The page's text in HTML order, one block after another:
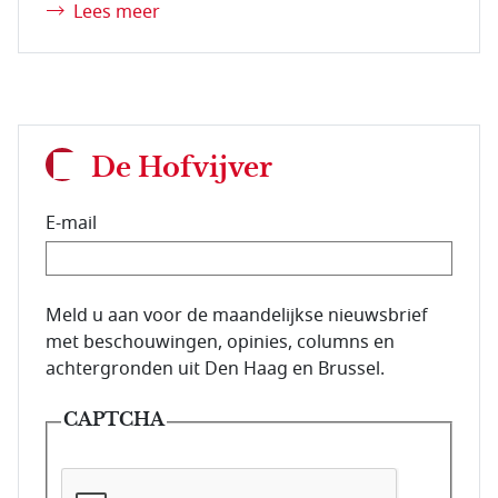
Lees meer
De Hofvijver
E-mail
E-mailadres van de abonnee.
Meld u aan voor de maandelijkse nieuwsbrief
met beschouwingen, opinies, columns en
achtergronden uit Den Haag en Brussel.
CAPTCHA